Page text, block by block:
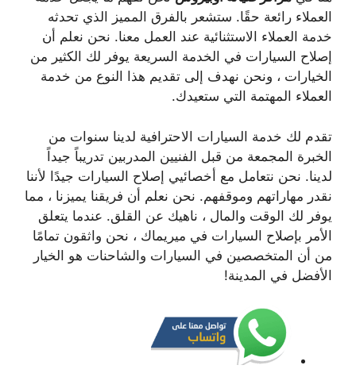
العملاء رائعة حقًا. ستشعر بالفرق المميز الذي تحدثه
خدمة العملاء الاستثنائية عند العمل معنا. نحن نعلم أن
إصلاح السيارات في الخدمة السريعة يوفر لك الكثير من
الخيارات ، ونحن نهدف إلى تقديم هذا النوع من خدمة
العملاء المهتمة التي ستعيدك.
تقدم لك خدمة السيارات الاحترافية لدينا سنوات من
الخبرة المجمعة من قبل الفنيين المدربين تدريباً جيداً
لدينا. نحن نتعامل مع أخصائيي إصلاح السيارات جيدًا لأننا
نقدر مهاراتهم وموقفهم. نحن نعلم أن فريقنا يميزنا ، مما
يوفر لك الوقت والمال ، ناهيك عن القلق. عندما يتعلق
الأمر بإصلاح السيارات في ميريماك ، نحن واثقون تمامًا
من أن المتخصصين في السيارات والشاحنات هو الخيار
الأفضل في المدينة!